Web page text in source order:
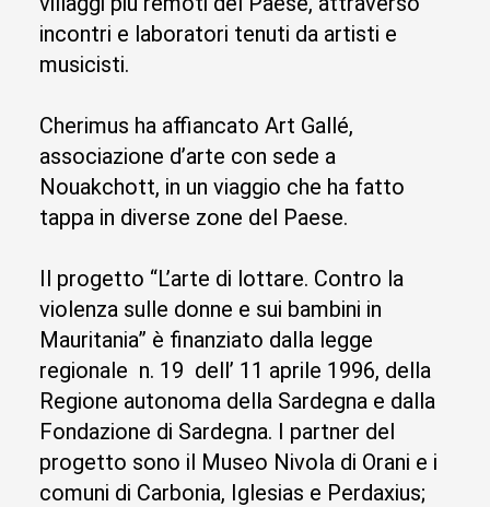
incontri e laboratori tenuti da artisti e
musicisti.
Cherimus ha affiancato Art Gallé,
associazione d’arte con sede a
Nouakchott, in un viaggio che ha fatto
tappa in diverse zone del Paese.
Il progetto “L’arte di lottare. Contro la
violenza sulle donne e sui bambini in
Mauritania” è finanziato dalla legge
regionale n. 19 dell’ 11 aprile 1996, della
Regione autonoma della Sardegna e dalla
Fondazione di Sardegna. I partner del
progetto sono il Museo Nivola di Orani e i
comuni di Carbonia, Iglesias e Perdaxius;